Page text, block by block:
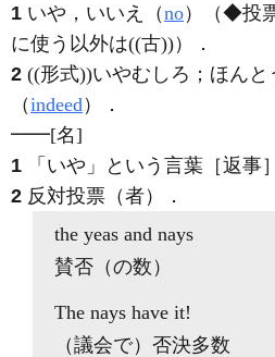
1 いや，いいえ（no）（◆投
に使う以外は((古))）
．
2 ((形式))いやむしろ；ほんと
（indeed）
．
━━[名]
1 「いや」という言葉［返事
2 反対投票（者）
．
the yeas and nays
賛否（の数）
The nays have it!
（議会で）否決多数